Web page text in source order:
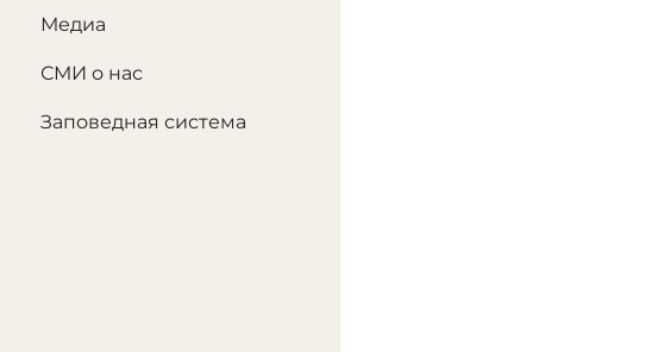
Медиа
СМИ о нас
Заповедная система